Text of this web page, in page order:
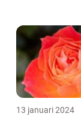
13 januari 2024